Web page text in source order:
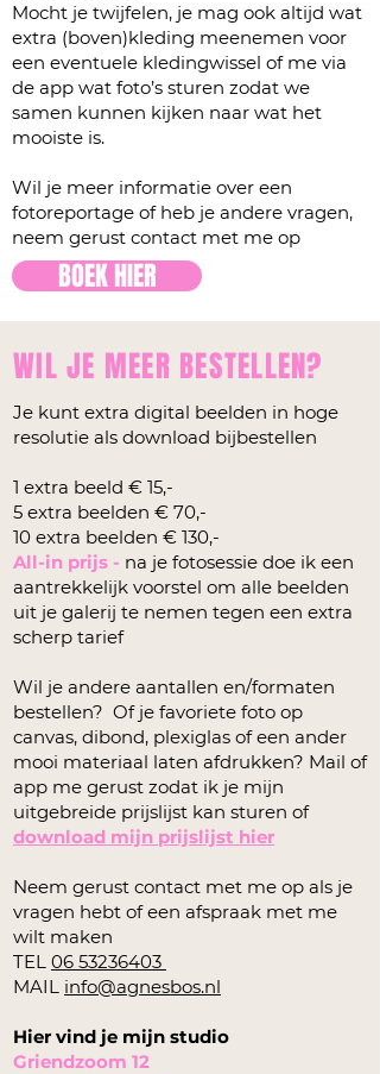
Mocht je twijfelen, je mag ook altijd wat
extra (boven)kleding meenemen voor
een eventuele kledingwissel of me via
de app wat foto’s sturen zodat we
samen kunnen kijken naar wat het
mooiste is.
Wil je meer informatie over een
fotoreportage of heb je andere vragen,
neem gerust contact met me op
BOEK HIER
WIL JE MEER BESTELLEN?
Je kunt extra digital beelden in hoge
resolutie als download bijbestellen
1 extra beeld € 15,-
5 extra beelden € 70,-
10 extra beelden € 130,-
All-in prijs - na je fotosessie doe ik een
aantrekkelijk voorstel om alle beelden
uit je galerij te nemen tegen een extra
scherp tarief
Wil je andere aantallen en/formaten
bestellen? Of je favoriete foto op
canvas, dibond, plexiglas of een ander
mooi materiaal laten afdrukken? Mail of
app me gerust zodat ik je mijn
uitgebreide prijslijst kan sturen of
download mijn prijslijst hier
Neem gerust contact met me op als je
vragen hebt of een afspraak met me
wilt maken
TEL 06 53236403
MAIL info@agnesbos.nl
Hier vind je mijn studio
Griendzoom 12